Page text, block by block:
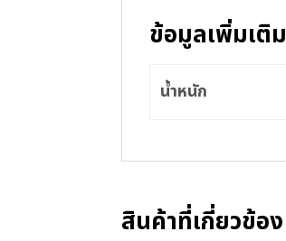
ข้อมูลเพิ่มเติม
น้ำหนัก
สินค้าที่เกี่ยวข้อง